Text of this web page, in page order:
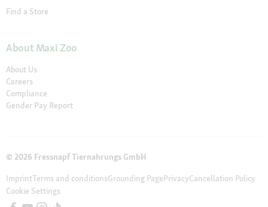
Find a Store
About Maxi Zoo
About Us
Careers
Compliance
Gender Pay Report
© 2026 Fressnapf Tiernahrungs GmbH
ImprintTerms and conditionsGrounding PagePrivacyCancellation Policy
Cookie Settings